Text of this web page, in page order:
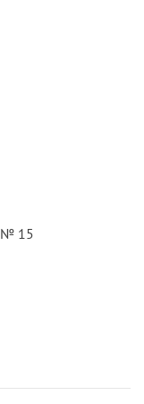
№ 15